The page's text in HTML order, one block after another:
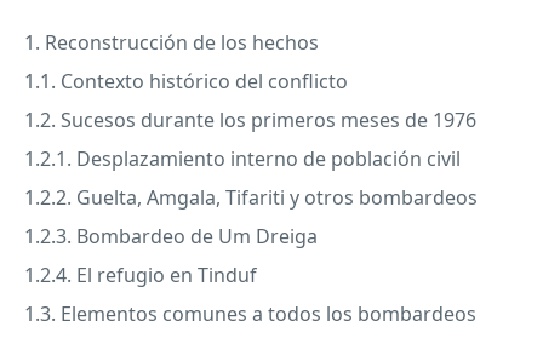
1. Reconstrucción de los hechos
1.1. Contexto histórico del conflicto
1.2. Sucesos durante los primeros meses de 1976
1.2.1. Desplazamiento interno de población civil
1.2.2. Guelta, Amgala, Tifariti y otros bombardeos
1.2.3. Bombardeo de Um Dreiga
1.2.4. El refugio en Tinduf
1.3. Elementos comunes a todos los bombardeos